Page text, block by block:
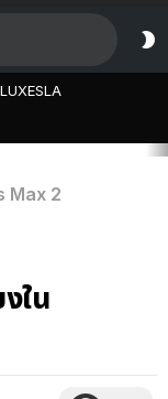
LUXESLA
Max 2
ใน